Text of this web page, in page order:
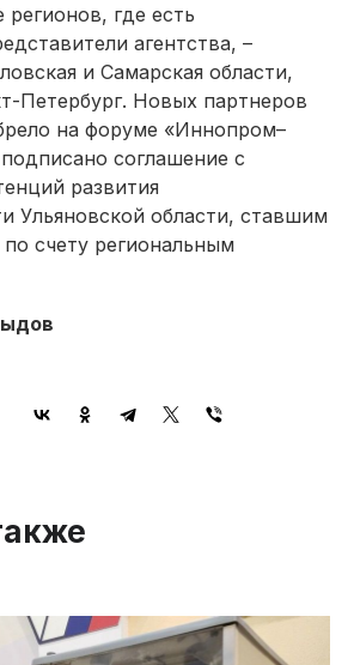
регионов, где есть
агентства, –
и Самарская области,
Петербург. Новых парт­неров
на форуме «Иннопром–
соглашение с
развития
Ульяновской области, ставшим
счету региональным